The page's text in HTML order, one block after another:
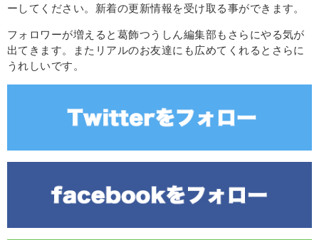
ーしてください。新着の更新情報を受け取る事ができます。
フォロワーが増えると葛飾つうしん編集部もさらにやる気が
出てきます。またリアルのお友達にも広めてくれるとさらに
うれしいです。